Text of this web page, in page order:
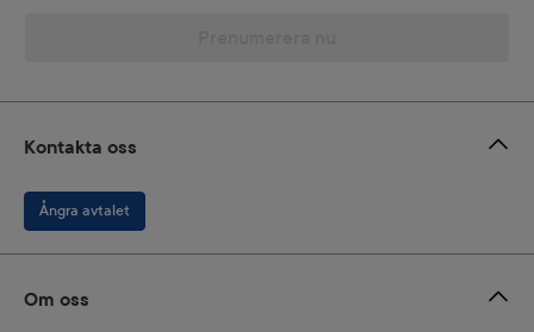
Kontakta oss
Ångra avtalet
Om oss